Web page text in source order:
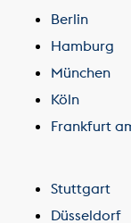
Berlin
Hamburg
München
Köln
Frankfurt
Stuttgart
Düsseldorf